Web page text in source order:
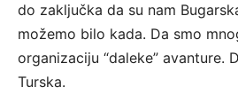
do zaključka da su nam
možemo bilo kada. Da smo
organizaciju “daleke” avanture.
Turska.